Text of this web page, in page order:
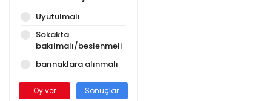
Uyutulmalı
Sokakta
bakılmalı/beslenmeli
barınaklara alınmalı
Oy ver Sonuçlar